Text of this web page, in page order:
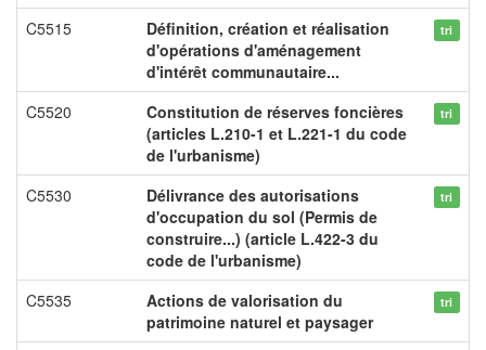
C5515
Définition, création et réalisation
d'opérations d'aménagement
d'intérêt communautaire...
tri
C5520
Constitution de réserves foncières
(articles L.210-1 et L.221-1 du code
de l'urbanisme)
tri
C5530
Délivrance des autorisations
d'occupation du sol (Permis de
construire...) (article L.422-3 du
code de l'urbanisme)
tri
C5535
Actions de valorisation du
patrimoine naturel et paysager
tri